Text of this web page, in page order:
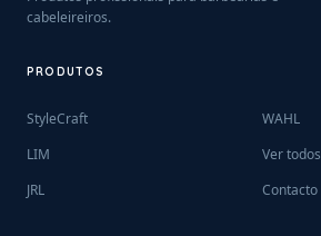
cabeleireiros.
PRODUTOS
StyleCraft
LIM
JRL
WAHL
Ver todos
Contacto